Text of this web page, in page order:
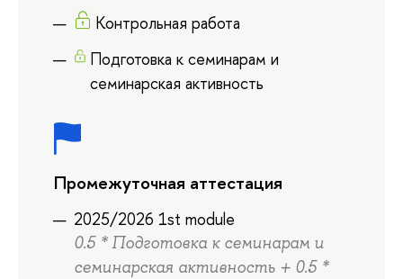
Контрольная работа
Подготовка к семинарам и
семинарская активность
Промежуточная аттестация
2025/2026 1st module
0.5 * Подготовка к семинарам и
семинарская активность + 0.5 *